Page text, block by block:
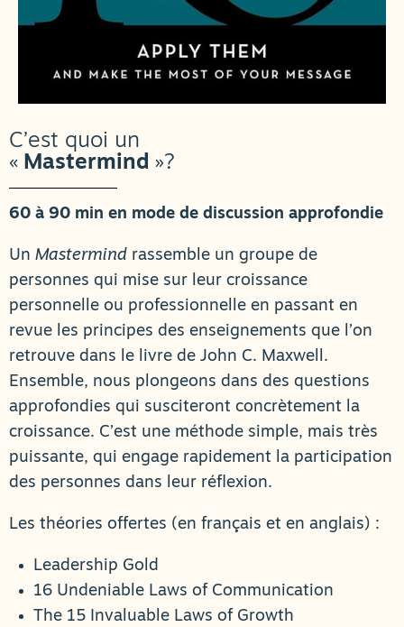
C’est quoi un
« Mastermind »?
60 à 90 min en mode de discussion approfondie
Un Mastermind rassemble un groupe de
personnes qui mise sur leur croissance
personnelle ou professionnelle en passant en
revue les principes des enseignements que l’on
retrouve dans le livre de John C. Maxwell.
Ensemble, nous plongeons dans des questions
approfondies qui susciteront concrètement la
croissance. C’est une méthode simple, mais très
puissante, qui engage rapidement la participation
des personnes dans leur réflexion.
Les théories offertes (en français et en anglais) :
Leadership Gold
16 Undeniable Laws of Communication
The 15 Invaluable Laws of Growth